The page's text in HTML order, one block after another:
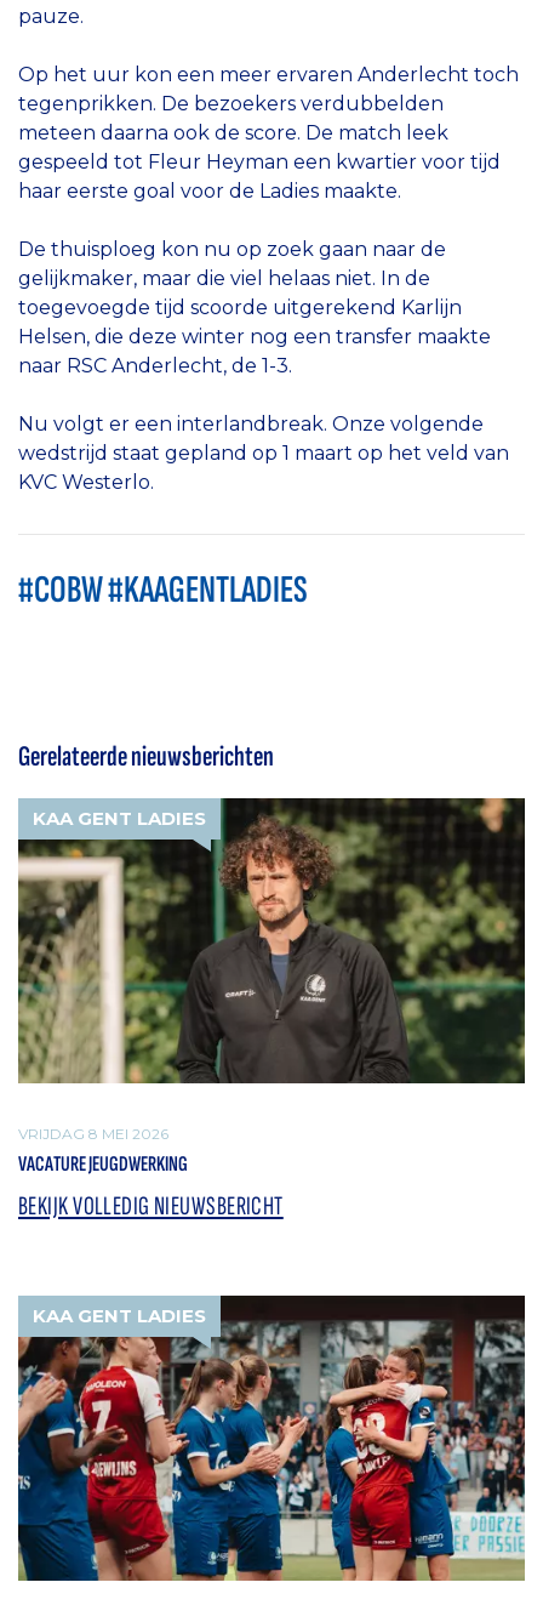
pauze.
Op het uur kon een meer ervaren Anderlecht toch
tegenprikken. De bezoekers verdubbelden
meteen daarna ook de score. De match leek
gespeeld tot Fleur Heyman een kwartier voor tijd
haar eerste goal voor de Ladies maakte.
De thuisploeg kon nu op zoek gaan naar de
gelijkmaker, maar die viel helaas niet. In de
toegevoegde tijd scoorde uitgerekend Karlijn
Helsen, die deze winter nog een transfer maakte
naar RSC Anderlecht, de 1-3.
Nu volgt er een interlandbreak. Onze volgende
wedstrijd staat gepland op 1 maart op het veld van
KVC Westerlo.
#COBW #KAAGENTLADIES
Gerelateerde nieuwsberichten
KAA GENT LADIES
VRIJDAG 8 MEI 2026
VACATURE JEUGDWERKING
BEKIJK VOLLEDIG NIEUWSBERICHT
KAA GENT LADIES